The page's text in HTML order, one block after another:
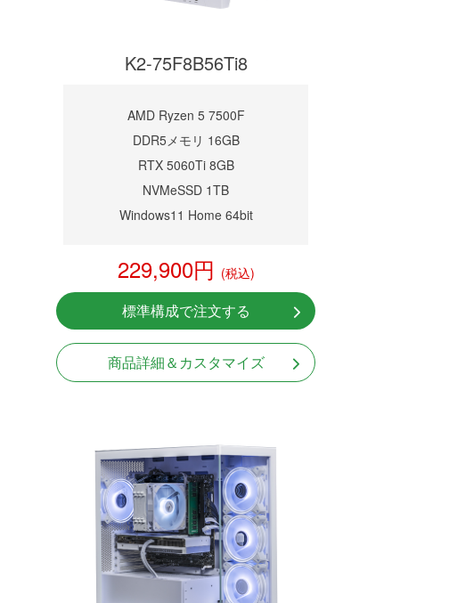
K2-75F8B56Ti8
AMD Ryzen 5 7500F
DDR5メモリ 16GB
RTX 5060Ti 8GB
NVMeSSD 1TB
Windows11 Home 64bit
229,900円 (税込)
標準構成で注文する
商品詳細＆カスタマイズ